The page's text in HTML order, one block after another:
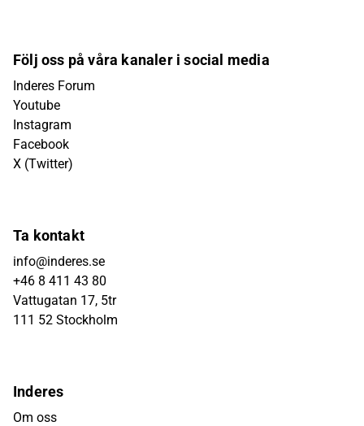
Följ oss på våra kanaler i social media
Inderes Forum
Youtube
Instagram
Facebook
X (Twitter)
Ta kontakt
info@inderes.se
+46 8 411 43 80
Vattugatan 17, 5tr
111 52 Stockholm
Inderes
Om oss